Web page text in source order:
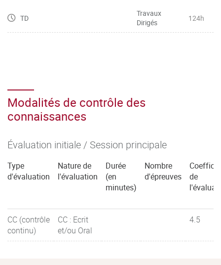
TD
Travaux
Dirigés
124h
Modalités de contrôle des
connaissances
Évaluation initiale / Session principale
Type
d'évaluation
Nature de
l'évaluation
Durée
(en
minutes)
Nombre
d'épreuves
de
CC (contrôle
continu)
CC : Ecrit
et/ou Oral
4.5